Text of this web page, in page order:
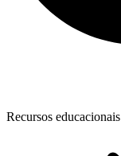
Recursos educacionais